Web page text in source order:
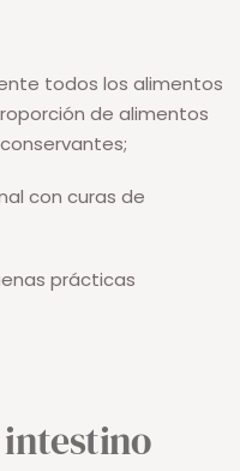
todos los alimentos
de alimentos
con curas de
prácticas